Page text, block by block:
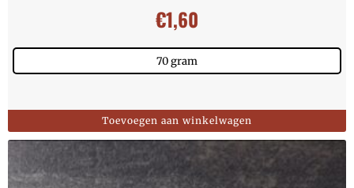
€1,60
70 gram
Toevoegen aan winkelwagen